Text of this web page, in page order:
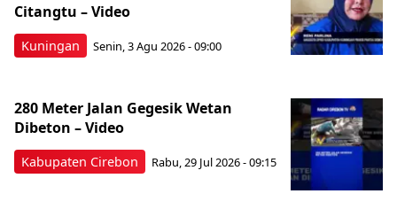
Kuningan
Citangtu – Video
Senin, 3 Agu 2026 - 09:00
Kabupaten Cirebon
280 Meter Jalan Gegesik Wetan
Dibeton – Video
Rabu, 29 Jul 2026 - 09:15